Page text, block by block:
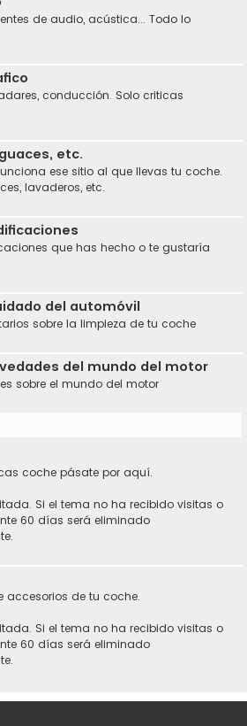
de audio, acústica... Todo lo
conducción. Solo criticas
etc.
ese sitio al que llevas tu coche.
lavaderos, etc.
que has hecho o te gustaría
del automóvil
sobre la limpieza de tu coche
del mundo del motor
sobre el mundo del motor
coche pásate por aquí.
Si el tema no ha recibido visitas o
60 días será eliminado
accesorios de tu coche.
Si el tema no ha recibido visitas o
60 días será eliminado